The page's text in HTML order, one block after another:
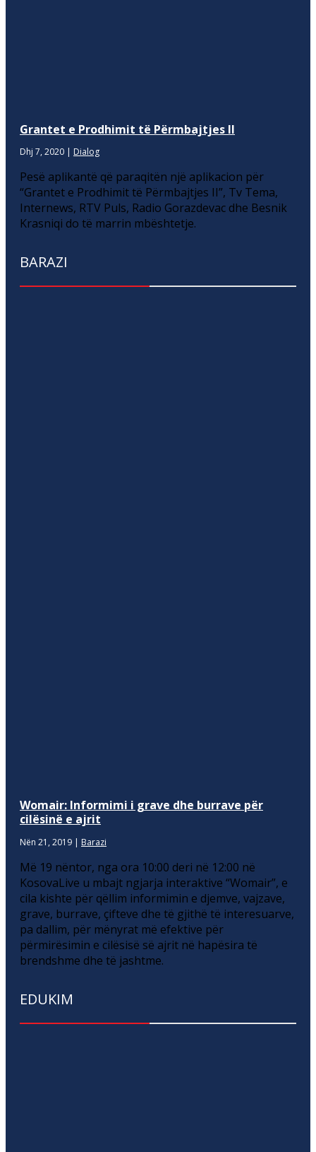
Grantet e Prodhimit të Përmbajtjes II
Dhj 7, 2020 | Dialog
Pesë aplikantë që paraqitën një aplikacion për
“Grantet e Prodhimit të Përmbajtjes II”, Tv Tema,
Internews, RTV Puls, Radio Gorazdevac dhe Besnik
Krasniqi do të marrin mbështetje.
BARAZI
Womair: Informimi i grave dhe burrave për
cilësinë e ajrit
Nën 21, 2019 | Barazi
Më 19 nëntor, nga ora 10:00 deri në 12:00 në
KosovaLive u mbajt ngjarja interaktive “Womair”, e
cila kishte për qëllim informimin e djemve, vajzave,
grave, burrave, çifteve dhe të gjithë të interesuarve,
pa dallim, për mënyrat më efektive për
përmirësimin e cilësisë së ajrit në hapësira të
brendshme dhe të jashtme.
EDUKIM